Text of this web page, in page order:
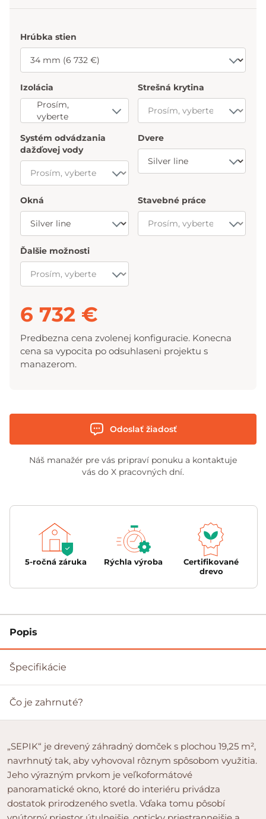
5-ročná záruka Rýchla výroba
Certifikované
drevo
Hrúbka stien
Izolácia
Prosím,
vyberte
Strešná krytina
Systém odvádzania
dažďovej vody
Dvere
Okná Stavebné práce
Ďalšie možnosti
6 732 €
Predbezna cena zvolenej konfiguracie. Konecna
cena sa vypocita po odsuhlaseni projektu s
manazerom.
Odoslať žiadosť
Náš manažér pre vás pripraví ponuku a kontaktuje
vás do X pracovných dní.
Popis
Špecifikácie
Čo je zahrnuté?
„SEPIK“ je drevený záhradný domček s plochou 19,25 m²,
navrhnutý tak, aby vyhovoval rôznym spôsobom využitia.
Jeho výrazným prvkom je veľkoformátové
panoramatické okno, ktoré do interiéru privádza
dostatok prirodzeného svetla. Vďaka tomu pôsobí